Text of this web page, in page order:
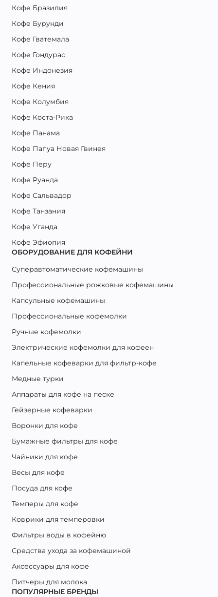
Кофе Бразилия
Кофе Бурунди
Кофе Гватемала
Кофе Гондурас
Кофе Индонезия
Кофе Кения
Кофе Колумбия
Кофе Коста-Рика
Кофе Панама
Кофе Папуа Новая Гвинея
Кофе Перу
Кофе Руанда
Кофе Сальвадор
Кофе Танзания
Кофе Уганда
Кофе Эфиопия
ОБОРУДОВАНИЕ ДЛЯ КОФЕЙНИ
Суперавтоматические кофемашины
Профессиональные рожковые кофемашины
Капсульные кофемашины
Профессиональные кофемолки
Ручные кофемолки
Электрические кофемолки для кофеен
Капельные кофеварки для фильтр-кофе
Медные турки
Аппараты для кофе на песке
Гейзерные кофеварки
Воронки для кофе
Бумажные фильтры для кофе
Чайники для кофе
Весы для кофе
Посуда для кофе
Темперы для кофе
Коврики для темперовки
Фильтры воды в кофейню
Средства ухода за кофемашиной
Аксессуары для кофе
Питчеры для молока
ПОПУЛЯРНЫЕ БРЕНДЫ